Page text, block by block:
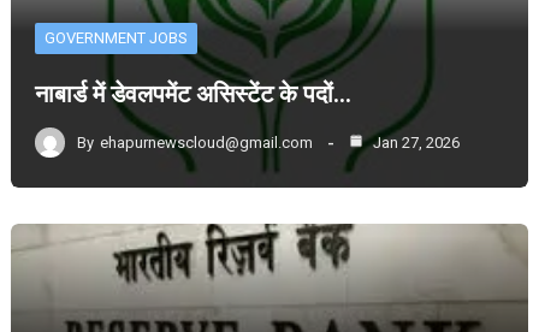
GOVERNMENT JOBS
नाबार्ड में डेवलपमेंट असिस्टेंट के पदों…
By ehapurnewscloud@gmail.com Jan 27, 2026